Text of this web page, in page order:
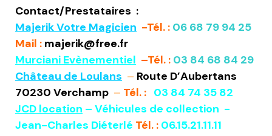
Contact/Prestataires :
Majerik Votre Magicien -Tél. : 06 68 79 94 25
Mail : majerik@free.fr
Murciani Evènementiel –Tél. : 03 84 68 84 29
Château de Loulans – Route D’Aubertans
70230 Verchamp – Tél. : 03 84 74 35 82
JCD location – Véhicules de collection -
Jean-Charles Diéterlé Tél. : 06.15.21.11.11